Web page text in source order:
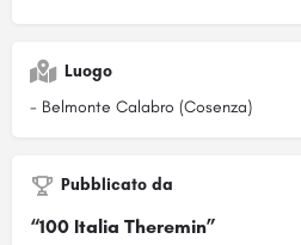
Luogo
- Belmonte Calabro (Cosenza)
Pubblicato da
“100 Italia Theremin”